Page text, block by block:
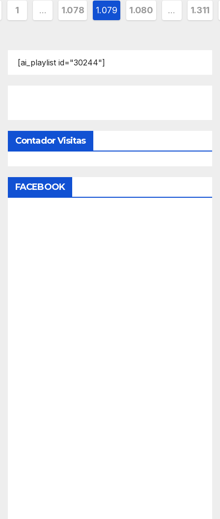
1 … 1.078 1.079 1.080 … 1.311
[ai_playlist id="30244"]
Contador Visitas
FACEBOOK